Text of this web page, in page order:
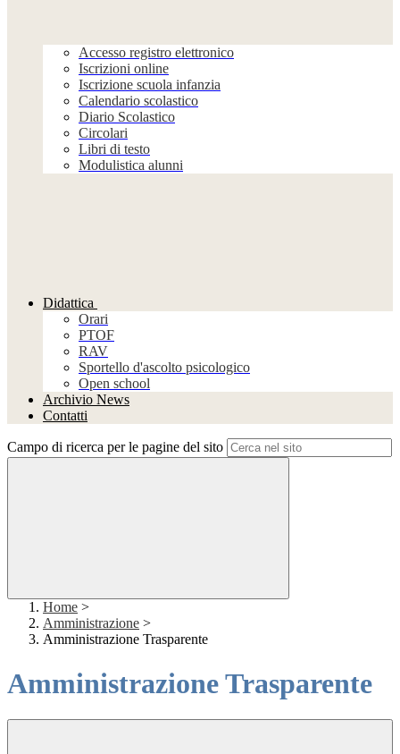
Accesso registro elettronico
Iscrizioni online
Iscrizione scuola infanzia
Calendario scolastico
Diario Scolastico
Circolari
Libri di testo
Modulistica alunni
Didattica
Orari
PTOF
RAV
Sportello d'ascolto psicologico
Open school
Archivio News
Contatti
Campo di ricerca per le pagine del sito
Home >
Amministrazione >
Amministrazione Trasparente
Amministrazione Trasparente